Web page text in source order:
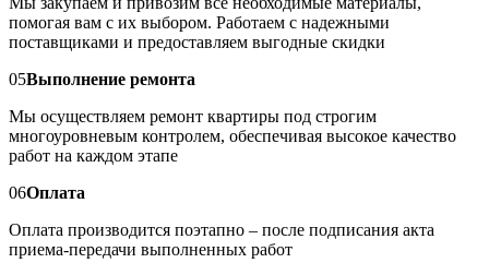
помогая вам с их выбором. Работаем с надежными
поставщиками и предоставляем выгодные скидки
05Выполнение ремонта
Мы осуществляем ремонт квартиры под строгим
многоуровневым контролем, обеспечивая высокое качество
работ на каждом этапе
06Оплата
Оплата производится поэтапно – после подписания акта
приема-передачи выполненных работ